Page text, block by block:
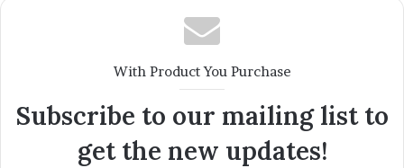
With Product You Purchase
Subscribe to our mailing list to
get the new updates!